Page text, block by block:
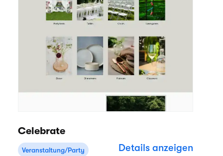
Celebrate
Veranstaltung/Party Details anzeigen